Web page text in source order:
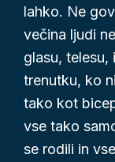
še
lepše
lahko. Ne
večina ljudi
glasu, telesu,
trenutku, ko
tako kot
vse tako
se rodili in